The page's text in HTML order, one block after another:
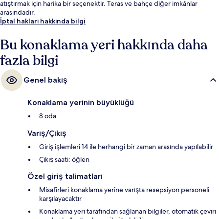
atıştırmak için harika bir seçenektir. Teras ve bahçe diğer imkânlar
arasındadır.
İptal hakları hakkında bilgi
Bu konaklama yeri hakkında daha
fazla bilgi
Genel bakış
Konaklama yerinin büyüklüğü
8 oda
Varış/Çıkış
Giriş işlemleri 14 ile herhangi bir zaman arasında yapılabilir
Çıkış saati: öğlen
Özel giriş talimatları
Misafirleri konaklama yerine varışta resepsiyon personeli
karşılayacaktır
Konaklama yeri tarafından sağlanan bilgiler, otomatik çeviri